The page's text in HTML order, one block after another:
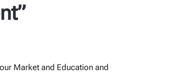
Market and Education and